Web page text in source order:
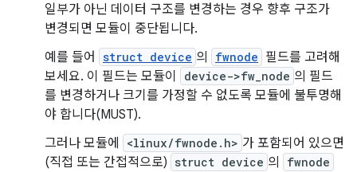
일부가 아닌 데이터 구조를 변경하는 경우 향후 구조가
변경되면 모듈이 중단됩니다.
예를 들어
struct device 의 fwnode 필드를 고려해
보세요. 이 필드는 모듈이
device->fw_node 의 필드
를 변경하거나 크기를 가정할 수 없도록 모듈에 불투명해
야 합니다(MUST).
그러나 모듈에
<linux/fwnode.h> 가 포함되어 있으면
(직접 또는 간접적으로) struct device 의 fwnode